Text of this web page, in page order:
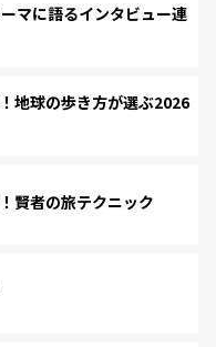
マに語るインタビュー連
地球の歩き方が選ぶ2026
賢者の旅テクニック